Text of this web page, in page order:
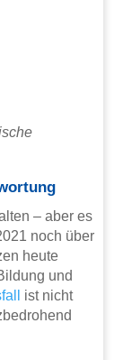
– aber es
noch über
heute
und
ist nicht